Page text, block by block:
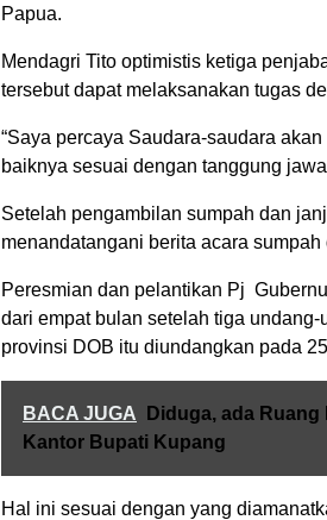
Papua.
Mendagri Tito optimistis ketiga
tersebut dapat melaksanakan tugas
“Saya percaya Saudara-saudara
baiknya sesuai dengan tanggung
Setelah pengambilan sumpah dan
menandatangani berita acara
Peresmian dan pelantikan Pj
dari empat bulan setelah tiga
provinsi DOB itu diundangkan pada
BACA JUGA
Diduga, ada
Kantor Bupati Kupang
Hal ini sesuai dengan yang